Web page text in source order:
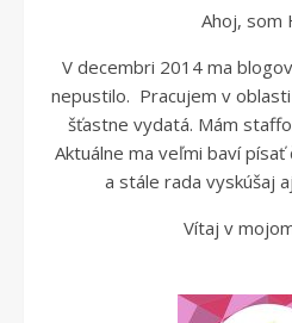
Ahoj, som
V decembri 2014 ma
nepustilo. Pracujem v
šťastne vydatá. Mám
Aktuálne ma veľmi baví
a stále rada vyskúšaj
Vítaj v